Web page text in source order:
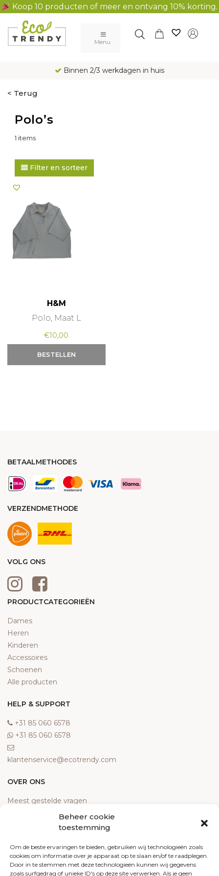
Koop 10 producten of meer en ontvang 10% korting.
Beheer cookie
toestemming
Om de beste ervaringen te bieden, gebruiken wij technologieën zoals
cookies om informatie over je apparaat op te slaan en/of te raadplegen.
Door in te stemmen met deze technologieën kunnen wij gegevens
zoals surfgedrag of unieke ID's op deze site verwerken. Als je geen
Main Navigation
Menu
Binnen 2/3 werkdagen in huis
< Terug
Polo’s
1 items
Filter en sorteer
H&M
Polo, Maat L
€10,00
BESTELLEN
BETAALMETHODES
VERZENDMETHODE
VOLG ONS
PRODUCTCATEGORIEËN
Dames
Heren
Kinderen
Accessoires
Schoenen
Alle producten
HELP & SUPPORT
‎+31 85 060 6578
‎+31 85 060 6578
klantenservice@ecotrendy.com
OVER ONS
Meest gestelde vragen
Algemene voorwaarden
Klachten
Privacy policy
Cookiebeleid